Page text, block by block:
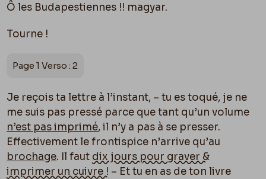
Ô les Budapestiennes !! magyar.
Tourne !
Page 1 Verso : 2
Je reçois ta lettre à l’instant, – tu es toqué, je ne
me suis pas pressé parce que tant qu’un volume
n’est pas imprimé, il n’y a pas à se presser.
Effectivement le frontispice n’arrive qu’au
brochage. Il faut dix jours pour graver &
imprimer un cuivre ! – Et tu en as de ton livre